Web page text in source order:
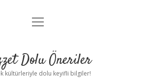
Anasayfa
Yasal Uyarı
menüyü
Dolu Öneriler
kültürleriyle dolu keyifli bilgiler!